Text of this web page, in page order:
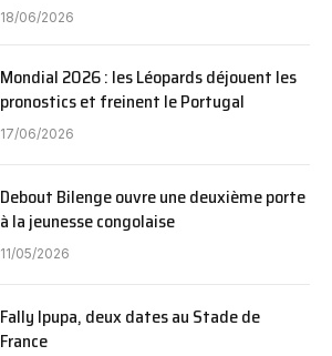
18/06/2026
Mondial 2026 : les Léopards déjouent les
pronostics et freinent le Portugal
17/06/2026
Debout Bilenge ouvre une deuxième porte
à la jeunesse congolaise
11/05/2026
Fally Ipupa, deux dates au Stade de
France